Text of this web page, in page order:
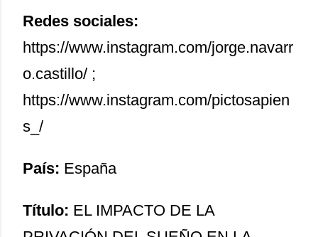
Redes sociales:
https://www.instagram.com/jorge.navarr
o.castillo/ ;
https://www.instagram.com/pictosapien
s_/
País: España
Título: EL IMPACTO DE LA